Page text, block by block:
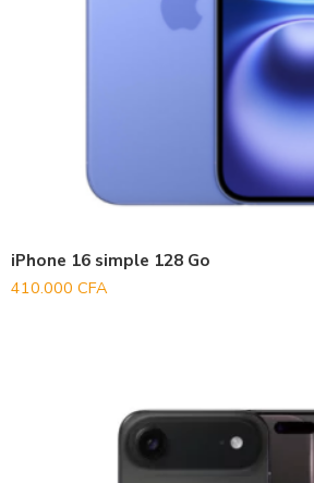
iPhone 16 simple 128 Go
410.000 CFA